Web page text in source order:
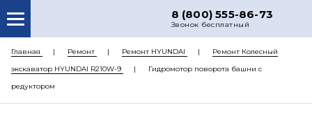
8 (800) 555-86-73
Звонок бесплатный
О НАС
КАТАЛОГ ЗАПЧАСТЕЙ
РЕМОНТ
Главная Ремонт Ремонт HYUNDAI
Ремонт Колесный
экскаватор HYUNDAI R210W-9
Гидромотор поворота башни с
редуктором